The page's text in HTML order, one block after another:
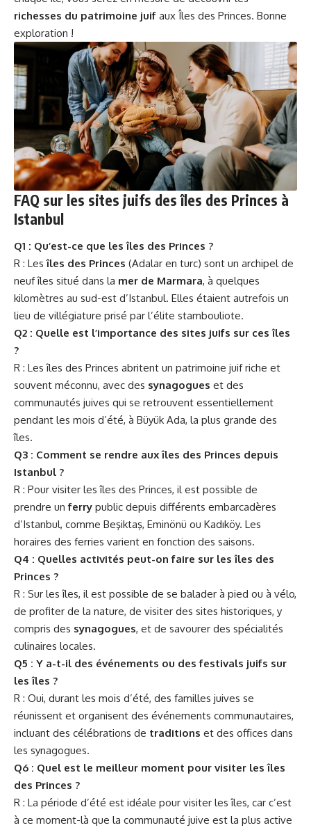
richesses du patrimoine juif aux Îles des Princes. Bonne
exploration !
FAQ sur les sites juifs des îles des Princes à
Istanbul
Q1 : Qu’est-ce que les îles des Princes ?
R : Lesîles des Princes (Adalar en turc) sont un archipel de
neuf îles situé dans la mer de Marmara, à quelques
kilomètres au sud-est d’Istanbul. Elles étaient autrefois un
lieu de villégiature prisé par l’élite stambouliote.
Q2 : Quelle est l’importance des sites juifs sur ces îles
?
R : Les îles des Princes abritent un patrimoine juif riche et
souvent méconnu, avec des synagogues et des
communautés juives qui se retrouvent essentiellement
pendant les mois d’été, à Büyük Ada, la plus grande des
îles.
Q3 : Comment se rendre aux îles des Princes depuis
Istanbul ?
R : Pour visiter les îles des Princes, il est possible de
prendre unferry public depuis différents embarcadères
d’Istanbul, comme Beşiktaş, Eminönü ou Kadıköy. Les
horaires des ferries varient en fonction des saisons.
Q4 : Quelles activités peut-on faire sur les îles des
Princes ?
R : Sur les îles, il est possible de se balader à pied ou à vélo,
de profiter de la nature, de visiter des sites historiques, y
compris des synagogues, et de savourer des spécialités
culinaires locales.
Q5 : Y a-t-il des événements ou des festivals juifs sur
les îles ?
R : Oui, durant les mois d’été, des familles juives se
réunissent et organisent des événements communautaires,
incluant des célébrations de traditions et des offices dans
les synagogues.
Q6 : Quel est le meilleur moment pour visiter les îles
des Princes ?
R : La période d’été est idéale pour visiter les îles, car c’est
à ce moment-là que la communauté juive est la plus active